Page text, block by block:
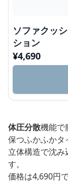
ソファクッ
ション
¥4,690
体圧分散機能で
保つふかふかタ
立体構造で沈み
す。
価格は4,690円で